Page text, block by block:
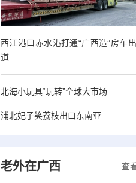
西江港口赤水港打通“广西造”房车
道
北海小玩具“玩转”全球大市场
浦北妃子笑荔枝出口东南亚
查
老外在广西